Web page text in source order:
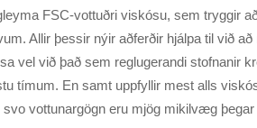
FSC-vottuðri viskósu, sem tryggir
Allir þessir nýir aðferðir hjálpa til við
vel við það sem reglugerandi stofnanir
tímum. En samt uppfyllir mest alls
svo vottunargögn eru mjög mikilvæg